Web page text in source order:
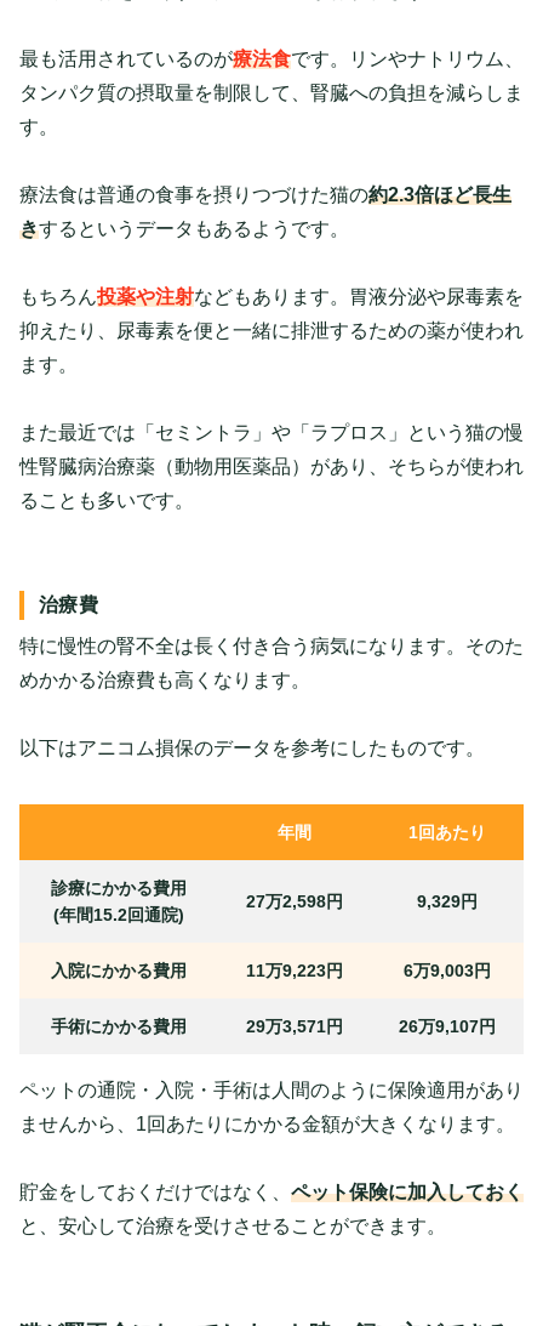
最も活用されているのが療法食です。リンやナトリウム、
タンパク質の摂取量を制限して、腎臓への負担を減らしま
す。
療法食は普通の食事を摂りつづけた猫の約2.3倍ほど長生
きするというデータもあるようです。
もちろん投薬や注射などもあります。胃液分泌や尿毒素を
抑えたり、尿毒素を便と一緒に排泄するための薬が使われ
ます。
また最近では「セミントラ」や「ラプロス」という猫の慢
性腎臓病治療薬（動物用医薬品）があり、そちらが使われ
ることも多いです。
治療費
特に慢性の腎不全は長く付き合う病気になります。そのた
めかかる治療費も高くなります。
以下はアニコム損保のデータを参考にしたものです。
年間 1回あたり
診療にかかる費用
(年間15.2回通院)
27万2,598円 9,329円
入院にかかる費用 11万9,223円 6万9,003円
手術にかかる費用 29万3,571円 26万9,107円
ペットの通院・入院・手術は人間のように保険適用があり
ませんから、1回あたりにかかる金額が大きくなります。
貯金をしておくだけではなく、 ペット保険に加入しておく
と、安心して治療を受けさせることができます。